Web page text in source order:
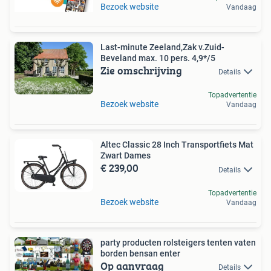
Bezoek website
Vandaag
Last-minute Zeeland,Zak v.Zuid-
Beveland max. 10 pers. 4,9*/5
Zie omschrijving Details
Bezoek website
Topadvertentie
Vandaag
Altec Classic 28 Inch Transportfiets Mat
Zwart Dames
€ 239,00 Details
Bezoek website
Topadvertentie
Vandaag
party producten rolsteigers tenten vaten
borden bensan enter
Op aanvraag Details